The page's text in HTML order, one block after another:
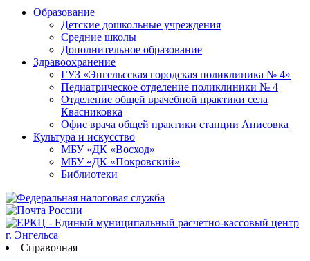
Образование
Детские дошкольные учреждения
Средние школы
Дополнительное образование
Здравоохранение
ГУЗ «Энгельсская городская поликлиника № 4»
Педиатрическое отделение поликлиники № 4
Отделение общей врачебной практики села
Квасниковка
Офис врача общей практики станции Анисовка
Культура и искусство
МБУ «ДК «Восход»
МБУ «ДК «Покровский»
Библиотеки
Справочная